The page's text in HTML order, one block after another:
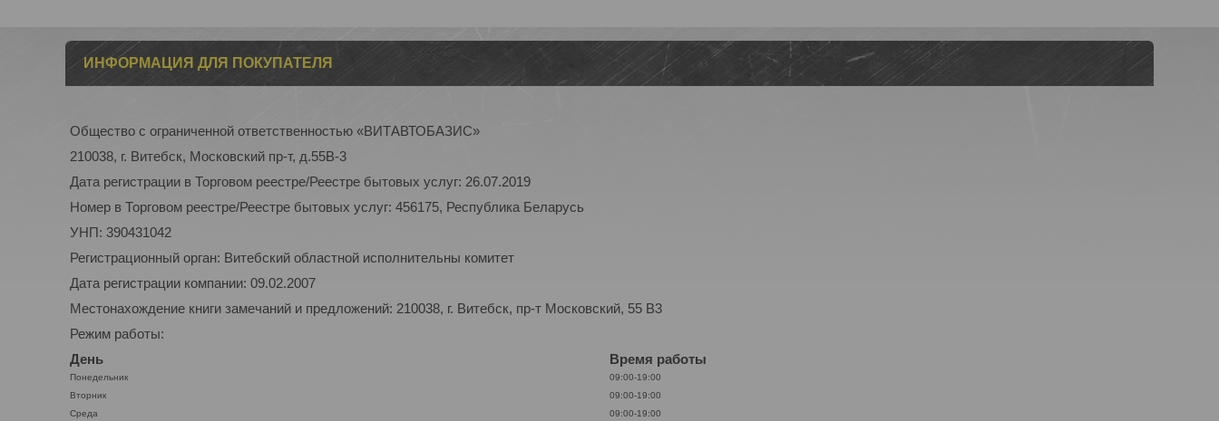
ИНФОРМАЦИЯ ДЛЯ ПОКУПАТЕЛЯ
Общество с ограниченной ответственностью «ВИТАВТОБАЗИС»
210038, г. Витебск, Московский пр-т, д.55В-3
Дата регистрации в Торговом реестре/Реестре бытовых услуг: 26.07.2019
Номер в Торговом реестре/Реестре бытовых услуг: 456175, Республика Беларусь
УНП: 390431042
Регистрационный орган: Витебский областной исполнительны комитет
Дата регистрации компании: 09.02.2007
Местонахождение книги замечаний и предложений: 210038, г. Витебск, пр-т Московский, 55 B3
Режим работы:
День
Время работы
Понедельник
09:00-19:00
Вторник
09:00-19:00
Среда
09:00-19:00